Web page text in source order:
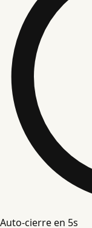
Auto-cierre en 4s